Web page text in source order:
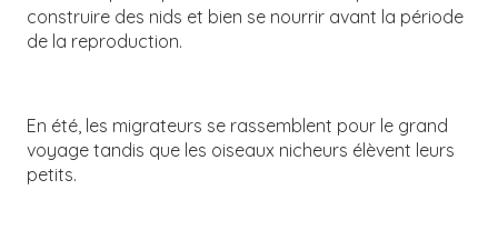
construire des nids et bien se nourrir avant la période
de la reproduction.
En été, les migrateurs se rassemblent pour le grand
voyage tandis que les oiseaux nicheurs élèvent leurs
petits.